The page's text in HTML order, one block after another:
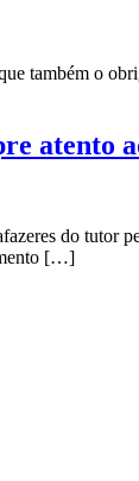
também o
atento
do tutor
[…]